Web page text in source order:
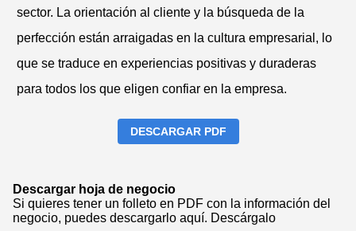
sector. La orientación al cliente y la búsqueda de la
perfección están arraigadas en la cultura empresarial, lo
que se traduce en experiencias positivas y duraderas
para todos los que eligen confiar en la empresa.
DESCARGAR PDF
Descargar hoja de negocio
Si quieres tener un folleto en PDF con la información del
negocio, puedes descargarlo aquí. Descárgalo